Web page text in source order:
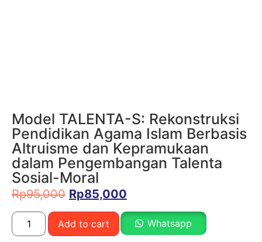
Model TALENTA-S: Rekonstruksi
Pendidikan Agama Islam Berbasis
Altruisme dan Kepramukaan
dalam Pengembangan Talenta
Sosial-Moral
Rp95,000 Rp85,000
Add to cart Whatsapp